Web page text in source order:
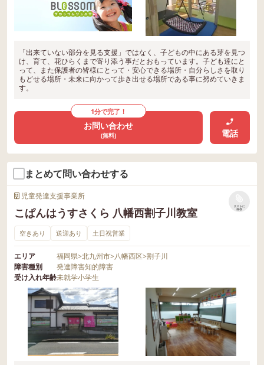
「出来ていない部分を見る支援」ではなく、子どもの中にある芽を見つ
け、育て、花ひらくまで寄り添う事だとおもっています。子ども達にと
って、また保護者の皆様にとって・安心できる場所・自分らしさを取り
もどせる場所・未来に向かって歩き出せる場所である事に努めていきま
す。
1分で完了！
お問い合わせ
(無料) 電話
まとめて問い合わせする
児童発達支援事業所
こぱんはうすさくら 八幡西割子川教室
リストに
保存
空きあり 送迎あり 土日祝営業
エリア 福岡県>北九州市>八幡西区>割子川
障害種別
発達障害知的障害
受け入れ年齢未就学小学生